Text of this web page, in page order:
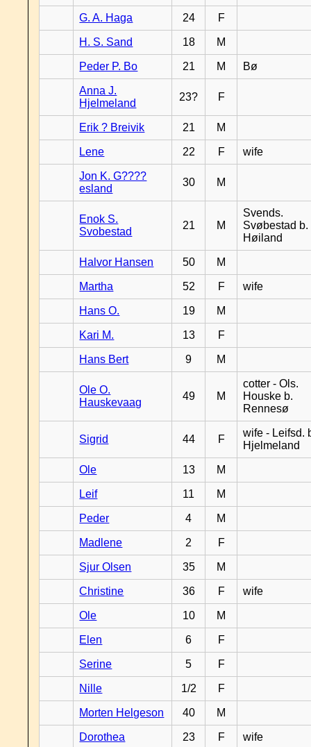
G. A. Haga 24 F
H. S. Sand 18 M
Peder P. Bo 21 M Bø
Anna J.
Hjelmeland
23? F
Erik ? Breivik 21 M
Lene 22 F wife
Jon K. G????
esland
30 M
Enok S.
Svobestad
21 M
Svends.
Svøbestad b.
Høiland
Halvor Hansen 50 M
Martha 52 F wife
Hans O. 19 M
Kari M. 13 F
Hans Bert 9 M
Ole O.
Hauskevaag
49 M
cotter - Ols.
Houske b.
Rennesø
Sigrid 44 F
wife - Leifsd.
Hjelmeland
Ole 13 M
Leif 11 M
Peder 4 M
Madlene 2 F
Sjur Olsen 35 M
Christine 36 F wife
Ole 10 M
Elen 6 F
Serine 5 F
Nille 1/2 F
Morten Helgeson 40 M
Dorothea 23 F wife